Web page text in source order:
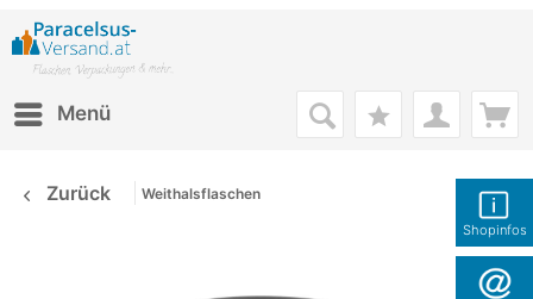
Shopinfos
Menü
Zurück Weithalsflaschen